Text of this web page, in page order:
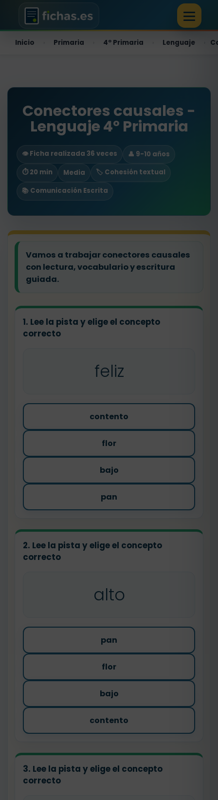
Inicio Primaria 4º Primaria Lenguaje
Conectores causales -
Lenguaje 4º Primaria
👁️ Ficha realizada 36 veces
👤 9-10 años
⏱ 20 min
Media
🏷️ Cohesión textual
📚 Comunicación Escrita
Vamos a trabajar conectores causales
con lectura, vocabulario y escritura
guiada.
1. Lee la pista y elige el concepto
correcto
feliz
contento
flor
bajo
pan
2. Lee la pista y elige el concepto
correcto
alto
pan
flor
bajo
contento
3. Lee la pista y elige el concepto
correcto